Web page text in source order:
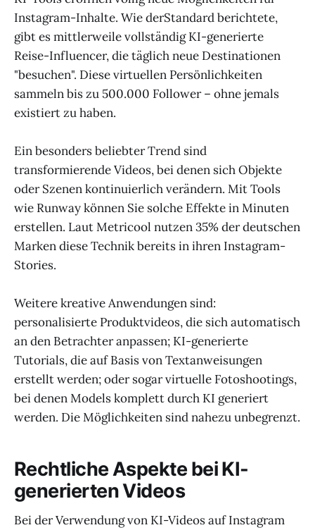
Instagram-Inhalte. Wie derStandard berichtete,
gibt es mittlerweile vollständig KI-generierte
Reise-Influencer, die täglich neue Destinationen
"besuchen". Diese virtuellen Persönlichkeiten
sammeln bis zu 500.000 Follower – ohne jemals
existiert zu haben.
Ein besonders beliebter Trend sind
transformierende Videos, bei denen sich Objekte
oder Szenen kontinuierlich verändern. Mit Tools
wie Runway können Sie solche Effekte in Minuten
erstellen. Laut Metricool nutzen 35% der deutschen
Marken diese Technik bereits in ihren Instagram-
Stories.
Weitere kreative Anwendungen sind:
personalisierte Produktvideos, die sich automatisch
an den Betrachter anpassen; KI-generierte
Tutorials, die auf Basis von Textanweisungen
erstellt werden; oder sogar virtuelle Fotoshootings,
bei denen Models komplett durch KI generiert
werden. Die Möglichkeiten sind nahezu unbegrenzt.
Rechtliche Aspekte bei KI-
generierten Videos
Bei der Verwendung von KI-Videos auf Instagram